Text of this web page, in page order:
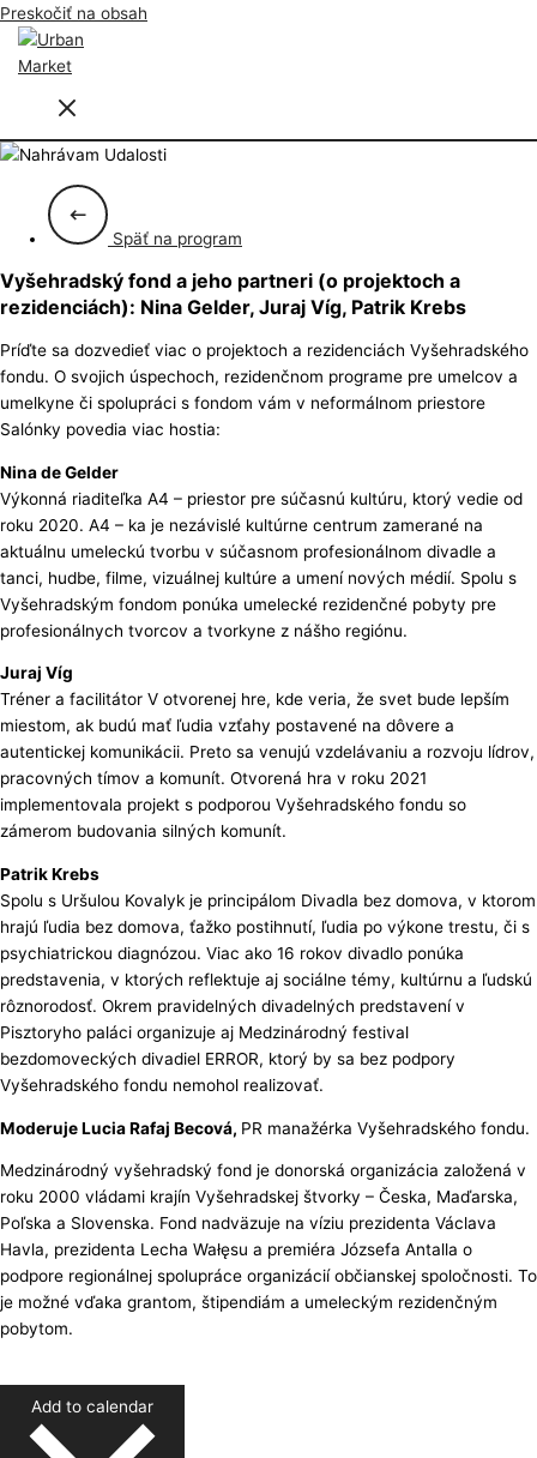
Preskočiť na obsah
Späť na program
Vyšehradský fond a jeho partneri (o projektoch a
rezidenciách): Nina Gelder, Juraj Víg, Patrik Krebs
Príďte sa dozvedieť viac o projektoch a rezidenciách Vyšehradského
fondu. O svojich úspechoch, rezidenčnom programe pre umelcov a
umelkyne či spolupráci s fondom vám v neformálnom priestore
Salónky povedia viac hostia:
Nina de Gelder
Výkonná riaditeľka A4 – priestor pre súčasnú kultúru, ktorý vedie od
roku 2020. A4 – ka je nezávislé kultúrne centrum zamerané na
aktuálnu umeleckú tvorbu v súčasnom profesionálnom divadle a
tanci, hudbe, filme, vizuálnej kultúre a umení nových médií. Spolu s
Vyšehradským fondom ponúka umelecké rezidenčné pobyty pre
profesionálnych tvorcov a tvorkyne z nášho regiónu.
Juraj Víg
Tréner a facilitátor V otvorenej hre, kde veria, že svet bude lepším
miestom, ak budú mať ľudia vzťahy postavené na dôvere a
autentickej komunikácii. Preto sa venujú vzdelávaniu a rozvoju lídrov,
pracovných tímov a komunít. Otvorená hra v roku 2021
implementovala projekt s podporou Vyšehradského fondu so
zámerom budovania silných komunít.
Patrik Krebs
Spolu s Uršulou Kovalyk je principálom Divadla bez domova, v ktorom
hrajú ľudia bez domova, ťažko postihnutí, ľudia po výkone trestu, či s
psychiatrickou diagnózou. Viac ako 16 rokov divadlo ponúka
predstavenia, v ktorých reflektuje aj sociálne témy, kultúrnu a ľudskú
rôznorodosť. Okrem pravidelných divadelných predstavení v
Pisztoryho paláci organizuje aj Medzinárodný festival
bezdomoveckých divadiel ERROR, ktorý by sa bez podpory
Vyšehradského fondu nemohol realizovať.
Moderuje Lucia Rafaj Becová, PR manažérka Vyšehradského fondu.
Medzinárodný vyšehradský fond je donorská organizácia založená v
roku 2000 vládami krajín Vyšehradskej štvorky – Česka, Maďarska,
Poľska a Slovenska. Fond nadväzuje na víziu prezidenta Václava
Havla, prezidenta Lecha Wałęsu a premiéra Józsefa Antalla o
podpore regionálnej spolupráce organizácií občianskej spoločnosti. To
je možné vďaka grantom, štipendiám a umeleckým rezidenčným
pobytom.